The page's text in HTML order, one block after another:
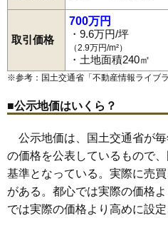
取引価格
700万円
・9.6万円/坪
（2.9万円/m²）
・土地面積240㎡
※参考：国土交通省「不動産情報ライブ
■公示地価はいくら？
公示地価は、国土交通省が
の価格を公表しているもので
基準となっている。実際に売
がある。都心では実際の価格
では実際の価格より高めに設定
幸町 寒河江栄町慈恩寺柴橋島
中央工業団地 仲谷地 七日町西根
日和田船橋町本町丸内緑町南町
南寒河江駅寒河江駅西寒河江駅